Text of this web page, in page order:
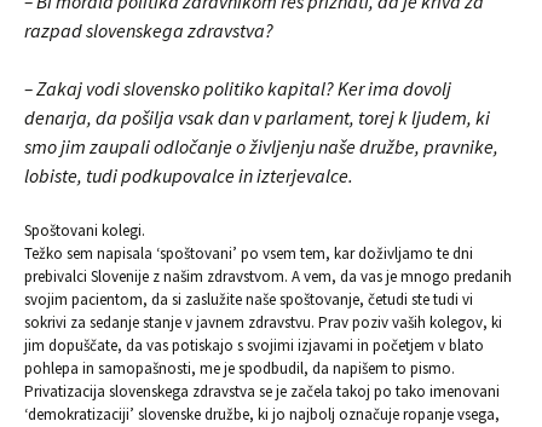
razpad slovenskega zdravstva?
– Zakaj vodi slovensko politiko kapital? Ker ima dovolj
denarja, da pošilja vsak dan v parlament, torej k ljudem, ki
smo jim zaupali odločanje o življenju naše družbe, pravnike,
lobiste, tudi podkupovalce in izterjevalce.
Spoštovani kolegi.
Težko sem napisala ‘spoštovani’ po vsem tem, kar doživljamo te dni
prebivalci Slovenije z našim zdravstvom. A vem, da vas je mnogo predanih
svojim pacientom, da si zaslužite naše spoštovanje, četudi ste tudi vi
sokrivi za sedanje stanje v javnem zdravstvu. Prav poziv vaših kolegov, ki
jim dopuščate, da vas potiskajo s svojimi izjavami in početjem v blato
pohlepa in samopašnosti, me je spodbudil, da napišem to pismo.
Privatizacija slovenskega zdravstva se je začela takoj po tako imenovani
‘demokratizaciji’ slovenske družbe, ki jo najbolj označuje ropanje vsega,